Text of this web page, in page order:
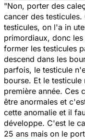
"Non, porter des
cancer des
testicules, on l'a in
primordiaux, donc
former les testicules
descend dans les
parfois, le testicule
bourse. Et le
première année. Ces
être anormales et
cette anomalie et il
développe. C'est le
25 ans mais on le